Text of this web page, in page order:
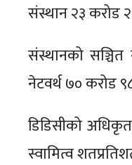
संस्थान २३ करोड
संस्थानको
नेटवर्थ ७० करोड
डिडिसीको
स्वामित्व